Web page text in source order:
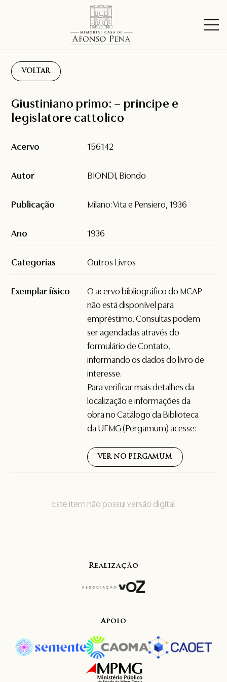
VOLTAR
Este item não possui versão digital
Giustiniano primo: – principe e
legislatore cattolico
Acervo 156142
Autor BIONDI, Biondo
Publicação Milano: Vita e Pensiero, 1936
Ano 1936
Categorias Outros Livros
Exemplar físico
O acervo bibliográfico do MCAP
não está disponível para
empréstimo. Consultas podem
ser agendadas através do
formulário deContato,
informando os dados do livro de
interesse.
Para verificar mais detalhes da
localização e informações da
obra no Catálogo da Biblioteca
da UFMG (Pergamum) acesse:
VER NO PERGAMUM
Realização
Apoio